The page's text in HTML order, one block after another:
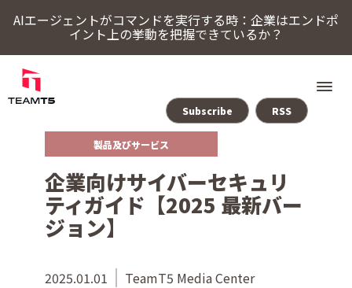
AIエージェントがコマンドを実行する時：企業はエンドポ
イント上の挙動を把握できているか？
ソリューション
TeamT5について
最新情報
製品及びサービス
Subscribe RSS
企業向けサイバーセキュリ
ティガイド【2025 最新バー
ジョン】
2025.01.01 TeamT5 Media Center